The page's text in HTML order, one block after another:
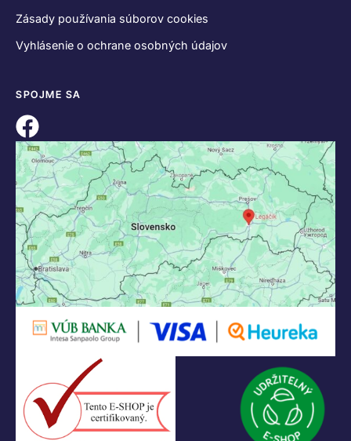
Zásady používania súborov cookies
Vyhlásenie o ochrane osobných údajov
SPOJME SA